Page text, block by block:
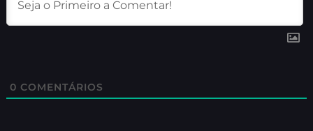
0 COMENTÁRIOS